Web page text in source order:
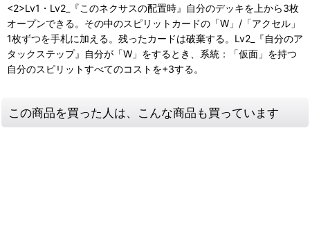
<2>Lv1・Lv2_『このネクサスの配置時』自分のデッキを上から3枚
オープンできる。その中のスピリットカードの「W」/「アクセル」
1枚ずつを手札に加える。残ったカードは破棄する。Lv2_『自分のア
タックステップ』自分が「W」をするとき、系統：「仮面」を持つ
自分のスピリットすべてのコストを+3する。
この商品を買った人は、こんな商品も買っています